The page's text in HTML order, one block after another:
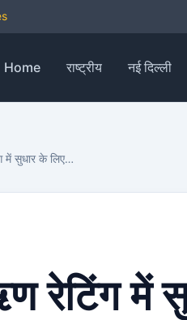
Home राष्ट्रीय नई दिल्ली
में सुधार के लिए…
रेटिंग में